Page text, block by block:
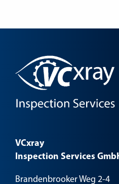
VCxray
Inspection Services
Brandenbrooker Weg 2-4